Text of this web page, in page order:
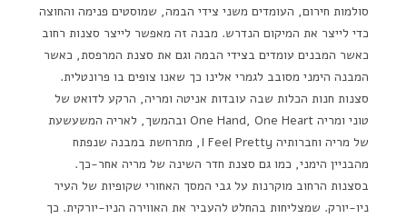
סולמות חירום, העומדים משני צידי הבמה, שמוסטים פנימה והחוצה
כדי לייצר את המיקום הנדרש. מבנה זה מאפשר לייצר סצנות רחוב
כאשר המבנים עומדים בצידי הבמה וגם את סצנת המרפסת, כאשר
המבנה הימני מסובב לגמרי אלינו כך שאנו צופים בו פרונטלית.
סצנות חנות הכלות שבה עובדות אניטה ומריה, הרקע לדואט של
טוני ומריה One Hand, One Heart ובהמשך, לאריה המשעשעת
של מריה וחברותיה I Feel Pretty, מתרחשת במבנה שנפתח
מהבניין הימני, כמו גם סצנת חדר השינה של מריה אחר-כך.
בסצנות הרחוב מוקרנות על גבי המסך האחורי שקופיות של העיר
ניו-יורק. שמצליחות בהחלט להעביר את האווירה הניו-יורקית. כך